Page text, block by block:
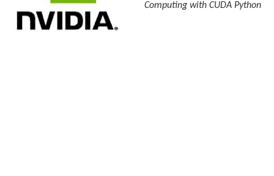
Computing with CUDA Python